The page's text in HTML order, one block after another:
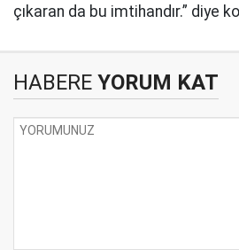
çıkaran da bu imtihandır.” diye
HABERE YORUM KAT